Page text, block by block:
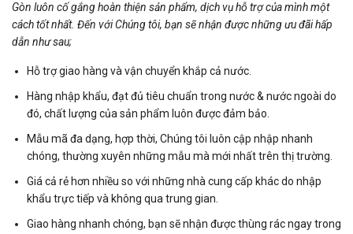
Gòn luôn cố gắng hoàn thiện sản phẩm, dịch vụ hỗ trợ của mình một
cách tốt nhất. Đến với Chúng tôi, bạn sẽ nhận được những ưu đãi hấp
dẫn như sau;
Hỗ trợ giao hàng và vận chuyển khắp cả nước.
Hàng nhập khẩu, đạt đủ tiêu chuẩn trong nước & nước ngoài do
đó, chất lượng của sản phẩm luôn được đảm bảo.
Mẫu mã đa dạng, hợp thời, Chúng tôi luôn cập nhập nhanh
chóng, thường xuyên những mẫu mà mới nhất trên thị trường.
Giá cả rẻ hơn nhiều so với những nhà cung cấp khác do nhập
khẩu trực tiếp và không qua trung gian.
Giao hàng nhanh chóng, bạn sẽ nhận được thùng rác ngay trong